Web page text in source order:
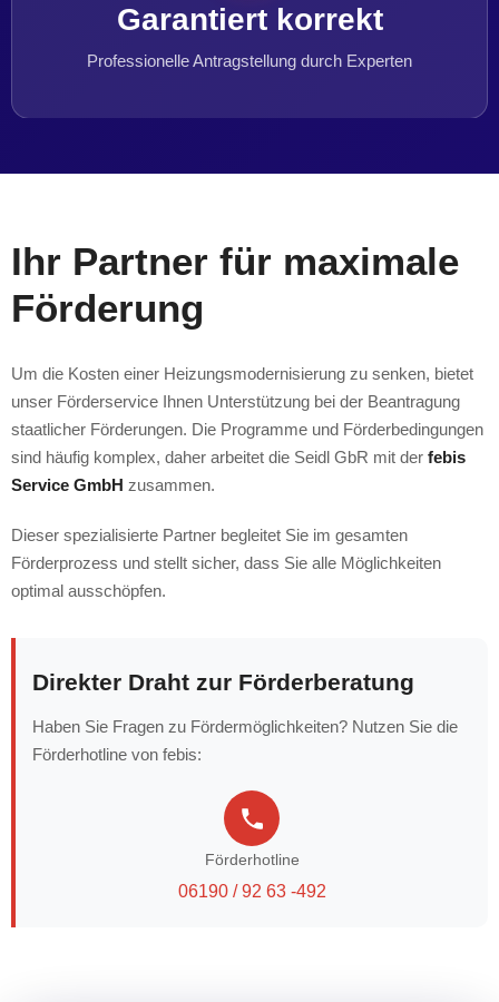
Garantiert korrekt
Professionelle Antragstellung durch Experten
Ihr Partner für maximale
Förderung
Um die Kosten einer Heizungsmodernisierung zu senken, bietet
unser Förderservice Ihnen Unterstützung bei der Beantragung
staatlicher Förderungen. Die Programme und Förderbedingungen
sind häufig komplex, daher arbeitet die Seidl GbR mit der febis
Service GmbH zusammen.
Dieser spezialisierte Partner begleitet Sie im gesamten
Förderprozess und stellt sicher, dass Sie alle Möglichkeiten
optimal ausschöpfen.
Direkter Draht zur Förderberatung
Haben Sie Fragen zu Fördermöglichkeiten? Nutzen Sie die
Förderhotline von febis:
Förderhotline
06190 / 92 63 -492